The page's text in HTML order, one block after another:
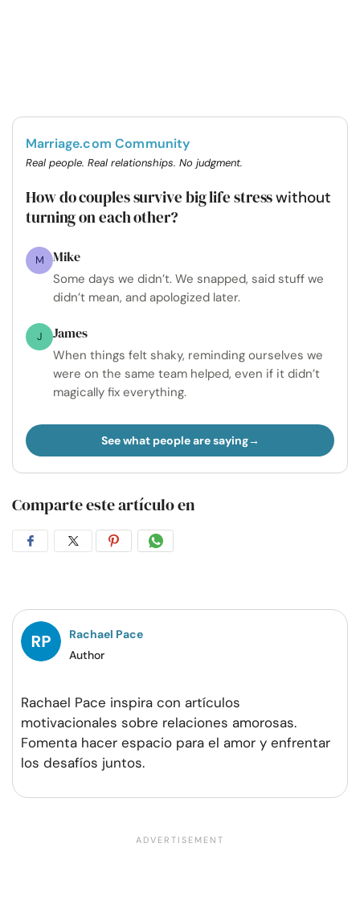
Marriage.com Community
Real people. Real relationships. No judgment.
How do couples survive big life stresswithout
turning on each other?
M Mike
Some days we didn’t. We snapped, said stuff we
didn’t mean, and apologized later.
J James
When things felt shaky, reminding ourselves we
were on the same team helped, even if it didn’t
magically fix everything.
See what people are saying
Comparte este artículo en
CompartirCompartirCompartirCompartir
Rachael Pace
Author
Rachael Pace inspira con artículos
motivacionales sobre relaciones amorosas.
Fomenta hacer espacio para el amor y enfrentar
los desafíos juntos.